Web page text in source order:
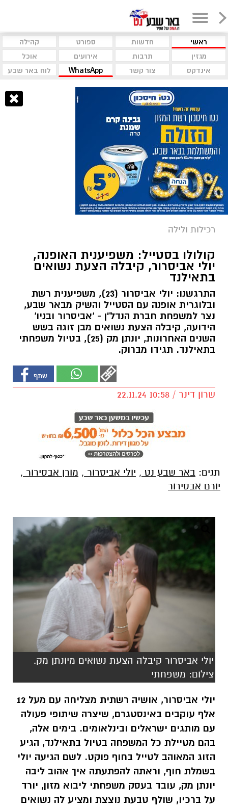
ראשי חדשות ספורט
קהילה
מגזין
תרבות אירועים
אוכל
אינדקס
צור קשר WhatsApp לוח באר שבע
רכילות ולילה
קולולו בסטייל: משפיענית האופנה,
יולי אביסרור, קיבלה הצעת נשואים
בתאילנד
התרגשנו: יולי אביסרור (23), משפיענית רשת
ובלוגרית אופנה עם הסטייל והשיק מבאר שבע,
נצר למשפחת חברת הנדל"ן - 'אביסרור ובניו'
הידועה, קיבלה הצעת נשואים מבן זוגה בשש
השנים האחרונות, יונתן מק (25), בטיול משפחתי
בתאילנד. תגידו מברוק.
שרון דינר / 10:58 22.11.24
באר שבע נט, יולי אביסרור, מורן אבסירור
יורם אבסירור
יולי אביסרור קיבלה הצעת נשואים מיונתן מק.
יולי אביסרור, אושיה רשתית מצליחה עם מעל 12
אלף עוקבים באינסטגרם, שיצרה שיתופי פעולה
עם מותגים ישראלים ובינלאומים. בימים אלה,
הזוג המאוהב לטייל בחוף פוקט. לשם הגיעה יולי
בשמלת חוף, וראתה להפתעתה איך אהוב ליבה
יונתן מק, עובד בעסק משפחתי ליבוא מזון, יורד
על ברכיו, שולף טבעת נוצצת ומציע לה נשואים
למול עיניה הפקוחות וליבה הפועם בחוזקה. ברור
אמרה איי דו.
אמא מורן, יולי ניחשה?